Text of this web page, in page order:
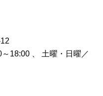
～18:00 、 土曜・日曜／